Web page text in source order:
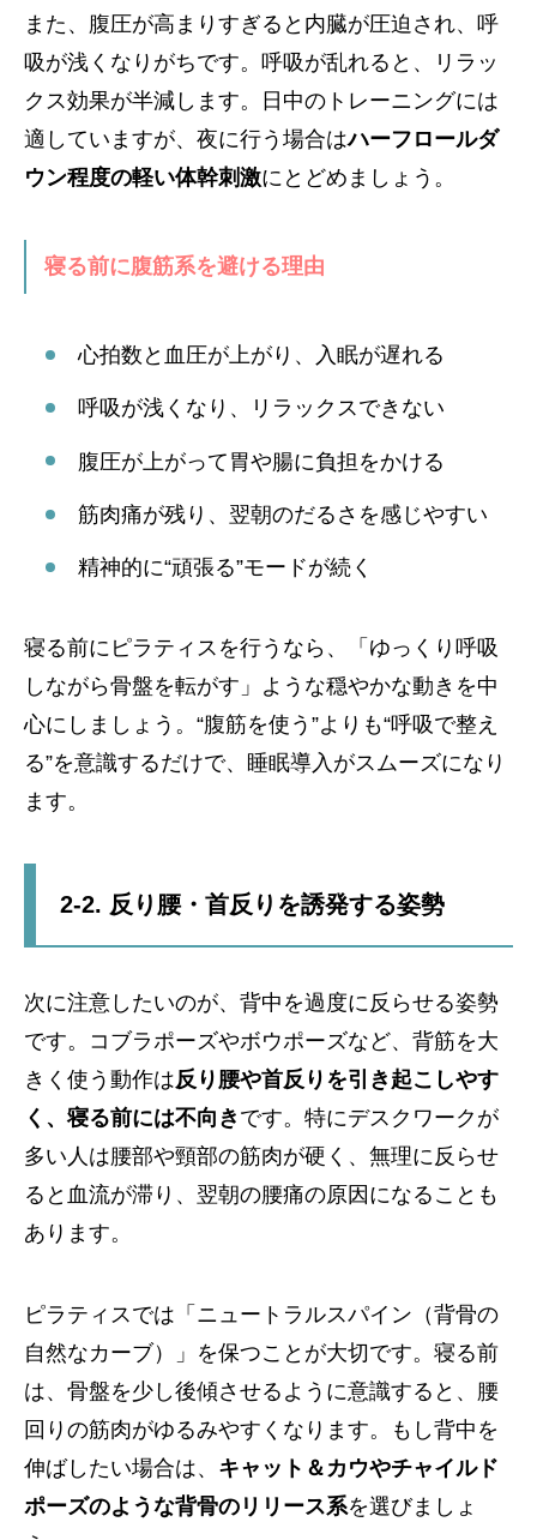
また、腹圧が高まりすぎると内臓が圧迫され、呼
吸が浅くなりがちです。呼吸が乱れると、リラッ
クス効果が半減します。日中のトレーニングには
適していますが、夜に行う場合はハーフロールダ
ウン程度の軽い体幹刺激にとどめましょう。
寝る前に腹筋系を避ける理由
心拍数と血圧が上がり、入眠が遅れる
呼吸が浅くなり、リラックスできない
腹圧が上がって胃や腸に負担をかける
筋肉痛が残り、翌朝のだるさを感じやすい
精神的に“頑張る”モードが続く
寝る前にピラティスを行うなら、「ゆっくり呼吸
しながら骨盤を転がす」ような穏やかな動きを中
心にしましょう。“腹筋を使う”よりも“呼吸で整え
る”を意識するだけで、睡眠導入がスムーズになり
ます。
2-2. 反り腰・首反りを誘発する姿勢
次に注意したいのが、背中を過度に反らせる姿勢
です。コブラポーズやボウポーズなど、背筋を大
きく使う動作は反り腰や首反りを引き起こしやす
く、寝る前には不向き です。特にデスクワークが
多い人は腰部や頸部の筋肉が硬く、無理に反らせ
ると血流が滞り、翌朝の腰痛の原因になることも
あります。
ピラティスでは「ニュートラルスパイン（背骨の
自然なカーブ）」を保つことが大切です。寝る前
は、骨盤を少し後傾させるように意識すると、腰
回りの筋肉がゆるみやすくなります。もし背中を
伸ばしたい場合は、 キャット＆カウやチャイルド
ポーズのような背骨のリリース系を選びましょ